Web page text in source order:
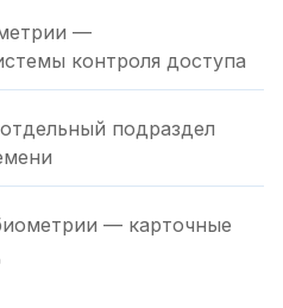
—
контроля доступа
подраздел
— карточные